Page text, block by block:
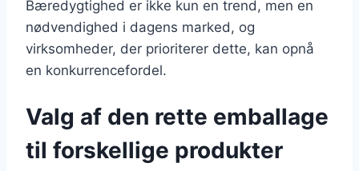
Bæredygtighed er ikke kun en trend, men en
nødvendighed i dagens marked, og
virksomheder, der prioriterer dette, kan opnå
en konkurrencefordel.
Valg af den rette emballage
til forskellige produkter